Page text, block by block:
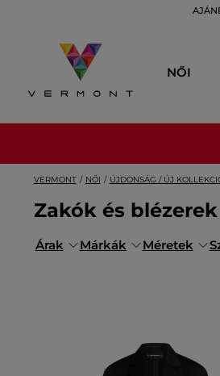
NŐI
VERMONT NŐI ÚJDONSÁG / ÚJ
Zakók és blézerek
Árak Márkák Méretek